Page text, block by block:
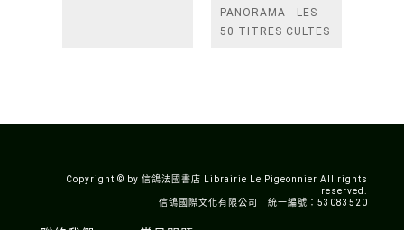
PANORAMA - LES
50 TITRES CULTES
Copyright © by 信鴿法國書店 Librairie Le Pigeonnier All rights
reserved.
信鴿國際文化有限公司 統一編號：53083520